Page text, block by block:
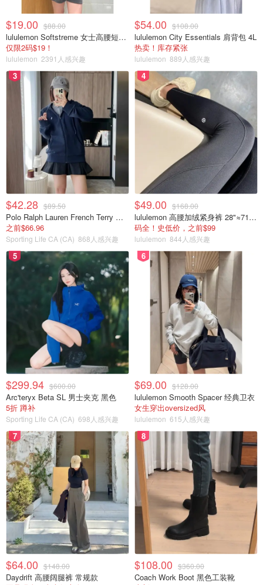
微信支付目前支持绑定Visa、Mastercard、American
Express、JCB、Diners Club、Discover等银行卡；
$19.00 $88.00
lululemon Softstreme 女士高腰短裤 10cm
仅限2码$19！
lululemon 2391人感兴趣
$54.00 $108.00
lululemon City Essentials 肩背包 4L
热卖！库存紧张
lululemon 889人感兴趣
3
$42.28 $89.50
Polo Ralph Lauren French Terry 女童连帽卫衣 7-16码
之前$66.96
Sporting Life CA (CA) 868人感兴趣
4
$49.00 $168.00
lululemon 高腰加绒紧身裤 28"≈71cm 5个口袋
码全！史低价，之前$99
lululemon 844人感兴趣
5
$299.94 $600.00
Arc'teryx Beta SL 男士夹克 黑色
5折 蹲补
Sporting Life CA (CA) 698人感兴趣
6
$69.00 $128.00
lululemon Smooth Spacer 经典卫衣
女生穿出oversized风
lululemon 615人感兴趣
7
$64.00 $148.00
Daydrift 高腰阔腿裤 常规款
8
$108.00 $360.00
Coach Work Boot 黑色工装靴